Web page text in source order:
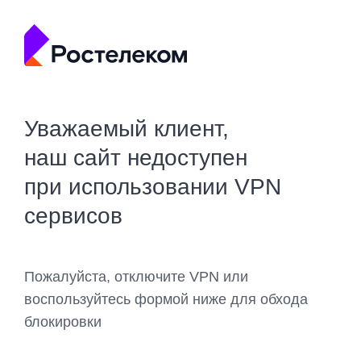
Уважаемый клиент,
наш сайт недоступен
при использовании VPN
сервисов
Пожалуйста, отключите VPN или
воспользуйтесь формой ниже для обхода
блокировки